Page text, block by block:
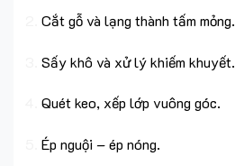
Cắt gỗ và lạng thành tấm mỏng.
Sấy khô và xử lý khiếm khuyết.
Quét keo, xếp lớp vuông góc.
Ép nguội – ép nóng.